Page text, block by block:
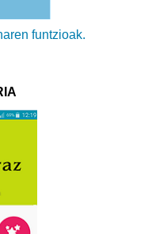
funtzioak.